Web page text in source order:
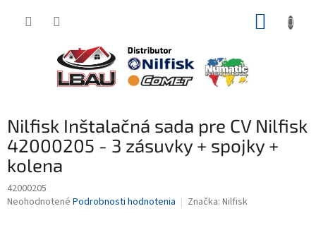
Nilfisk Inštalačná sada pre CV Nilfisk
42000205 - 3 zásuvky + spojky +
kolena
42000205
Priemerné
Neohodnotené Podrobnosti hodnotenia Značka: Nilfisk